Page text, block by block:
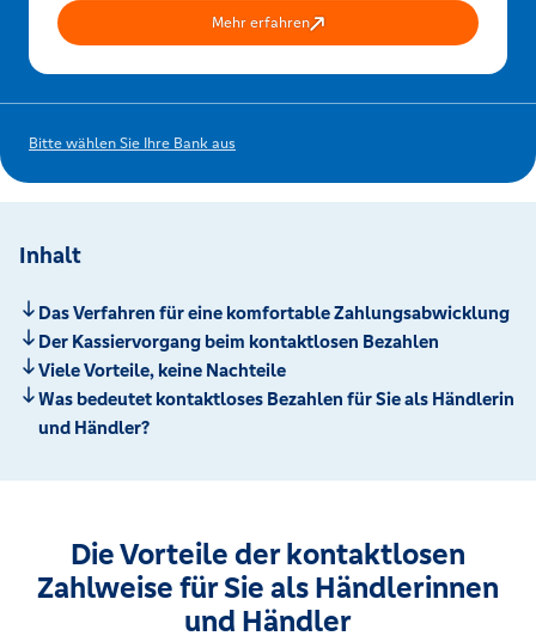
Mehr erfahren
Bitte wählen Sie Ihre Bank aus
Inhalt
Das Verfahren für eine komfortable Zahlungsabwicklung
Der Kassiervorgang beim kontaktlosen Bezahlen
Viele Vorteile, keine Nachteile
Was bedeutet kontaktloses Bezahlen für Sie als Händlerin
und Händler?
Die Vorteile der kontaktlosen
Zahlweise für Sie als Händlerinnen
und Händler